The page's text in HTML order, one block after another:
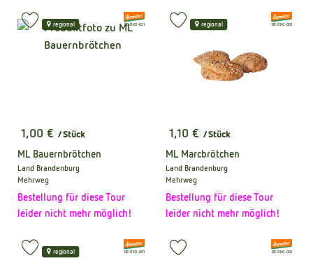
, Preis:
1,00 € / Stück
ML Bauernbrötchen
, Herkunft:
Land Brandenburg
Mehrweg
Bestellung für diese Tour
leider nicht mehr möglich!
, Verband:
, Kontrollstelle:
DE-ÖKO-021
regional
Produkt zu Favouriten hinzufügen
, Preis:
1,10 € / Stück
ML Marcbrötchen
, Herkunft:
Land Brandenburg
Mehrweg
Bestellung für diese Tour
leider nicht mehr möglich!
, Verband:
, Kontrollstelle:
DE-ÖKO-001
regional
Produkt zu Favouriten hinzufügen
, Verband:
, Kontrollstelle:
DE-ÖKO-001
regional
Produkt zu Favouriten hinzufügen
, Verband:
, Kontrollstelle:
DE-ÖKO-001
Produkt zu Favouriten hinzufügen